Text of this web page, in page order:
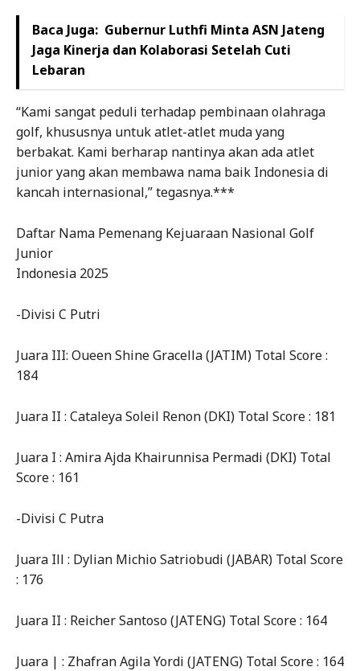
Baca Juga: Gubernur Luthfi Minta ASN Jateng
Jaga Kinerja dan Kolaborasi Setelah Cuti
Lebaran
“Kami sangat peduli terhadap pembinaan olahraga
golf, khususnya untuk atlet-atlet muda yang
berbakat. Kami berharap nantinya akan ada atlet
junior yang akan membawa nama baik Indonesia di
kancah internasional,” tegasnya.***
Daftar Nama Pemenang Kejuaraan Nasional Golf
Junior
Indonesia 2025
-Divisi C Putri
Juara III: Oueen Shine Gracella (JATIM) Total Score :
184
Juara II : Cataleya Soleil Renon (DKI) Total Score : 181
Juara I : Amira Ajda Khairunnisa Permadi (DKI) Total
Score : 161
-Divisi C Putra
Juara Ill : Dylian Michio Satriobudi (JABAR) Total Score
: 176
Juara II : Reicher Santoso (JATENG) Total Score : 164
Juara | : Zhafran Agila Yordi (JATENG) Total Score : 164